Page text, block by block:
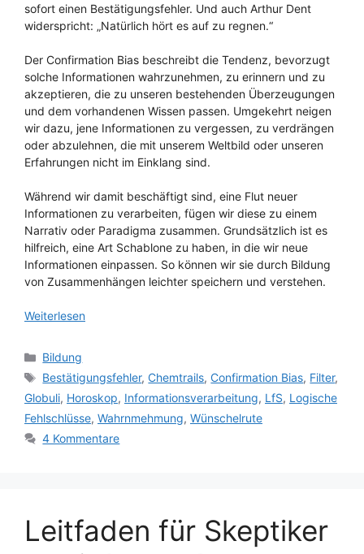
sofort einen Bestätigungsfehler. Und auch Arthur Dent
widerspricht: „Natürlich hört es auf zu regnen.“
Der Confirmation Bias beschreibt die Tendenz, bevorzugt
solche Informationen wahrzunehmen, zu erinnern und zu
akzeptieren, die zu unseren bestehenden Überzeugungen
und dem vorhandenen Wissen passen. Umgekehrt neigen
wir dazu, jene Informationen zu vergessen, zu verdrängen
oder abzulehnen, die mit unserem Weltbild oder unseren
Erfahrungen nicht im Einklang sind.
Während wir damit beschäftigt sind, eine Flut neuer
Informationen zu verarbeiten, fügen wir diese zu einem
Narrativ oder Paradigma zusammen. Grundsätzlich ist es
hilfreich, eine Art Schablone zu haben, in die wir neue
Informationen einpassen. So können wir sie durch Bildung
von Zusammenhängen leichter speichern und verstehen.
Weiterlesen
Kategorien
Bildung
Schlagwörter
Bestätigungsfehler,Chemtrails,Confirmation Bias, Filter,
Globuli, Horoskop, Informationsverarbeitung, LfS, Logische
Fehlschlüsse, Wahrnmehmung, Wünschelrute
4 Kommentare
Leitfaden für Skeptiker